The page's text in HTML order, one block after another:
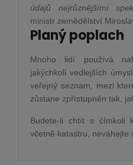
údajů nejrůznějšími
ministr zemědělství
Planý poplach
Mnoho lidí používá
jakýchkoli vedlejších
veřejný seznam, mezi
zůstane zpřístupněn tak,
Budete-li chtít s čímkoli
včetně katastru, neváhejte